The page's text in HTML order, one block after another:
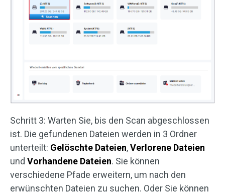
Schritt 3: Warten Sie, bis den Scan abgeschlossen
ist. Die gefundenen Dateien werden in 3 Ordner
unterteilt: Gelöschte Dateien,Verlorene Dateien
und Vorhandene Dateien. Sie können
verschiedene Pfade erweitern, um nach den
erwünschten Dateien zu suchen. Oder Sie können